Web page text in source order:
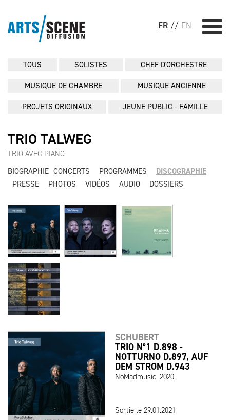
FR // EN
TOUS SOLISTES CHEF D'ORCHESTRE
MUSIQUE DE CHAMBRE MUSIQUE ANCIENNE
PROJETS ORIGINAUX JEUNE PUBLIC - FAMILLE
TRIO TALWEG
TRIO AVEC PIANO
BIOGRAPHIE CONCERTS PROGRAMMES
DISCOGRAPHIE
PRESSE
PHOTOS VIDÉOS AUDIO DOSSIERS
SCHUBERT
TRIO N°1 D.898 -
NOTTURNO D.897, AUF
DEM STROM D.943
NoMadmusic, 2020
Sortie le 29.01.2021